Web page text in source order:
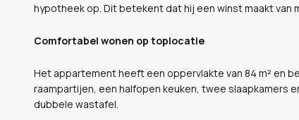
hypotheek op. Dit betekent dat hij een winst maakt
Comfortabel wonen op toplocatie
Het appartement heeft een oppervlakte van 84 m² en
raampartijen, een halfopen keuken, twee slaapkamers
dubbele wastafel.